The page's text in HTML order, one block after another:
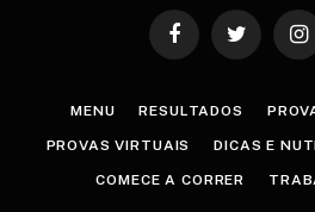
FacebookTwitter
MENU RESULTADOS
PROVAS VIRTUAIS DICAS E
COMECE A CORRER